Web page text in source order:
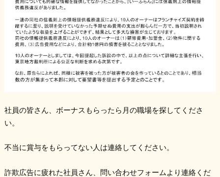
社員の皆さん、ボーナスもらったら月の職場を探してくださ
い。
不当に賞与をもらってない人は連絡してください。
詐欺広告に疲れた社員さん、問い合わせフォームより連絡くだ